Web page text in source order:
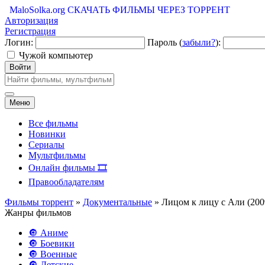
MaloSolka.org СКАЧАТЬ ФИЛЬМЫ ЧЕРЕЗ ТОРРЕНТ
Авторизация
Регистрация
Логин:
Пароль (забыли?):
Чужой компьютер
Войти
Меню
Все фильмы
Новинки
Сериалы
Мультфильмы
Онлайн фильмы 🎞️
Правообладателям
Фильмы торрент » Документальные » Лицом к лицу с Али
Жанры фильмов
🔘 Аниме
🔘 Боевики
🔘 Военные